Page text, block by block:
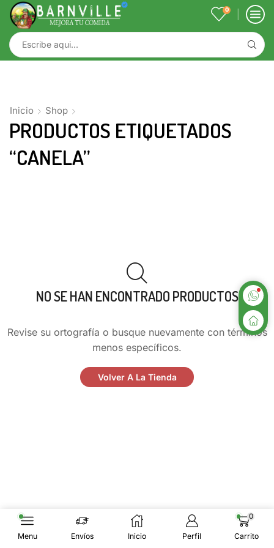
0
Inicio Shop
PRODUCTOS ETIQUETADOS
“CANELA”
NO SE HAN ENCONTRADO PRODUCTOS
Revise su ortografía o busque nuevamente con términos
menos específicos.
Volver A La Tienda
Menu Envíos Inicio Perfil
0
Carrito